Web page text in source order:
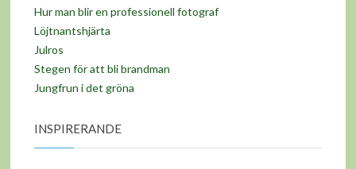
Hur man blir en professionell fotograf
Löjtnantshjärta
Julros
Stegen för att bli brandman
Jungfrun i det gröna
INSPIRERANDE